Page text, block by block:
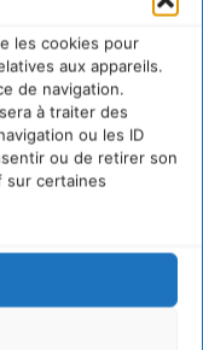
les cookies pour
aux appareils.
de navigation.
à traiter des
ou les ID
ou de retirer son
certaines
en